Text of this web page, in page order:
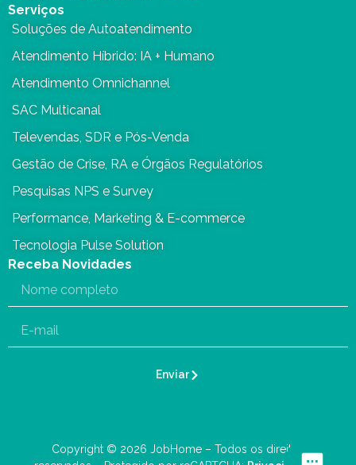
Serviços
Soluções de Autoatendimento
Atendimento Híbrido: IA + Humano
Atendimento Omnichannel
SAC Multicanal
Televendas, SDR e Pós-Venda
Gestão de Crise, RA e Órgãos Regulatórios
Pesquisas NPS e Survey
Performance, Marketing & E-commerce
Tecnologia Pulse Solution
Receba Novidades
Enviar
Copyright © 2026 JobHome – Todos os direitos